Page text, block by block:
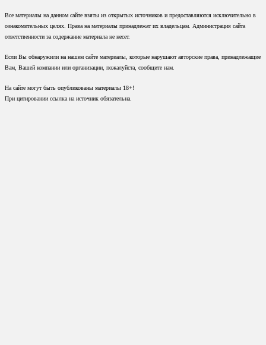
Все материалы на данном сайте взяты из открытых источников и предоставляются исключительно в
ознакомительных целях. Права на материалы принадлежат их владельцам. Администрация сайта
ответственности за содержание материала не несет.
Если Вы обнаружили на нашем сайте материалы, которые нарушают авторские права, принадлежащие
Вам, Вашей компании или организации, пожалуйста, сообщите нам.
На сайте могут быть опубликованы материалы 18+!
При цитировании ссылка на источник обязательна.